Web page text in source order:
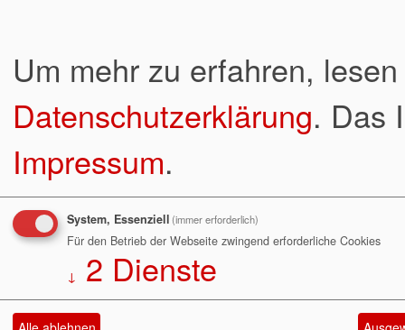
Um mehr zu erfahren,
Datenschutzerklärung. Das
Impressum.
System, Essenziell (immer erforderlich)
Für den Betrieb der Webseite zwingend erforderliche Cookies
↓ 2 Dienste